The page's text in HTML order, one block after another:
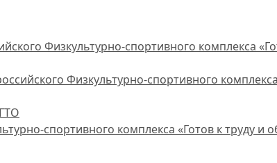
Физкультурно-спортивного комплекса
Физкультурно-спортивного
спортивного комплекса «Готов к труду и